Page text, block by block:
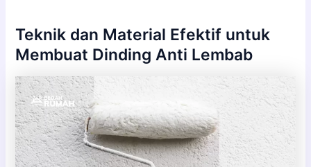
Teknik dan Material Efektif untuk
Membuat Dinding Anti Lembab